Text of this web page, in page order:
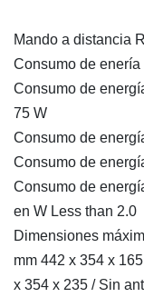
Mando a distancia
Consumo de enería
Consumo de
75 W
Consumo de
Consumo de
Consumo de
en W Less than 2.0
Dimensiones
mm 442 x 354 x
x 354 x 235 / Sin